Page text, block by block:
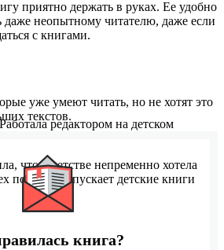
приятно держать в руках. Ее удобно
даже неопытному читателю, даже если
с книгами.
уже умеют читать, но не хотят это
текстов.
редактором на детском
что в детстве непременно хотела
пор она выпускает детские книги
книга?